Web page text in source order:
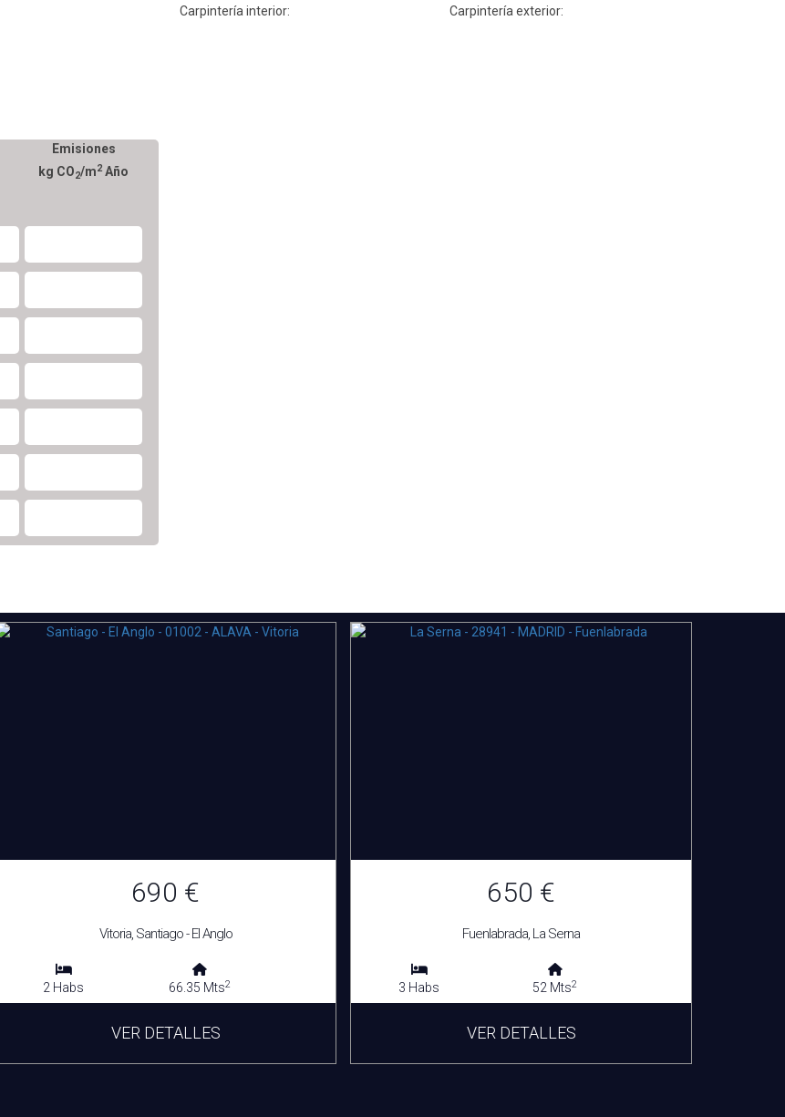
Carpintería interior:
Carpintería exterior:
Emisiones
kg CO2/m2 Año
690 €
Vitoria, Santiago - El Anglo
2 Habs 66.35 Mts2
VER DETALLES
650 €
Fuenlabrada, La Serna
3 Habs 52 Mts2
VER DETALLES